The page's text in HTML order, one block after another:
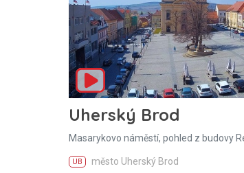
Uherský Brod
Masarykovo náměstí, pohled z budovy
UB město Uherský Brod